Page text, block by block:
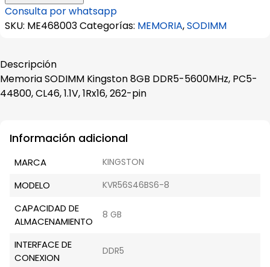
Kingston
8GB
PC5-
44800,
CL46,
262-
cantidad
Consulta por whatsapp
SKU: ME468003Categorías: MEMORIA,SODIMM
Descripción
Memoria SODIMM Kingston 8GB DDR5-5600MHz, PC5-
44800, CL46, 1.1V, 1Rx16, 262-pin
Información adicional
MARCA KINGSTON
MODELO KVR56S46BS6-8
CAPACIDAD DE
ALMACENAMIENTO
8 GB
INTERFACE DE
CONEXION
DDR5